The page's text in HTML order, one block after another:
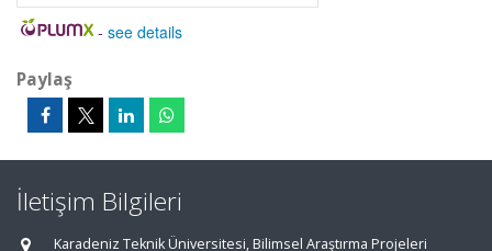
- see details
Paylaş
İletişim Bilgileri
Karadeniz Teknik Üniversitesi, Bilimsel Araştırma Projeleri